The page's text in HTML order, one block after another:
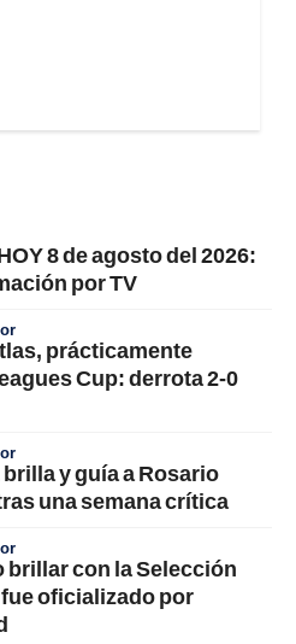
8 de agosto del 2026:
por TV
prácticamente
Cup: derrota 2-0
y guía a Rosario
una semana crítica
brillar con la Selección
oficializado por